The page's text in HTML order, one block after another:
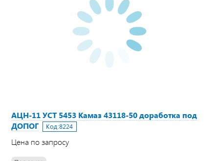
АЦН-11 УСТ 5453 Камаз 43118-50 доработка под
ДОПОГ
Код:8224
Цена по запросу